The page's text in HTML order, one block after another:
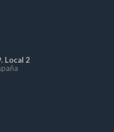
Local 2